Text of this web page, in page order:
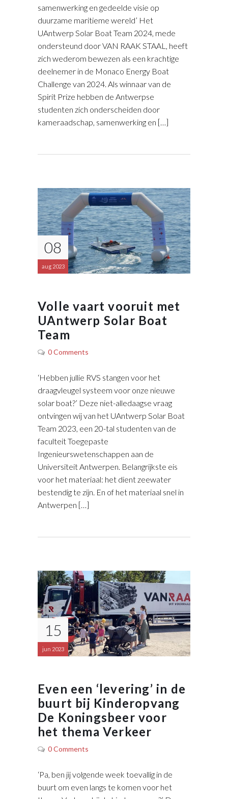
samenwerking en gedeelde visie op
duurzame maritieme wereld’ Het
UAntwerp Solar Boat Team 2024, mede
ondersteund door VAN RAAK STAAL, heeft
zich wederom bewezen als een krachtige
deelnemer in de Monaco Energy Boat
Challenge van 2024. Als winnaar van de
Spirit Prize hebben de Antwerpse
studenten zich onderscheiden door
kameraadschap, samenwerking en […]
08
aug 2023
Volle vaart vooruit met
UAntwerp Solar Boat
Team
0 Comments
‘Hebben jullie RVS stangen voor het
draagvleugel systeem voor onze nieuwe
solar boat?’ Deze niet-alledaagse vraag
ontvingen wij van het UAntwerp Solar Boat
Team 2023, een 20-tal studenten van de
faculteit Toegepaste
Ingenieurswetenschappen aan de
Universiteit Antwerpen. Belangrijkste eis
voor het materiaal: het dient zeewater
bestendig te zijn. En of het materiaal snel in
Antwerpen […]
15
jun 2023
Even een ‘levering’ in de
buurt bij Kinderopvang
De Koningsbeer voor
het thema Verkeer
0 Comments
‘Pa, ben jij volgende week toevallig in de
buurt om even langs te komen voor het